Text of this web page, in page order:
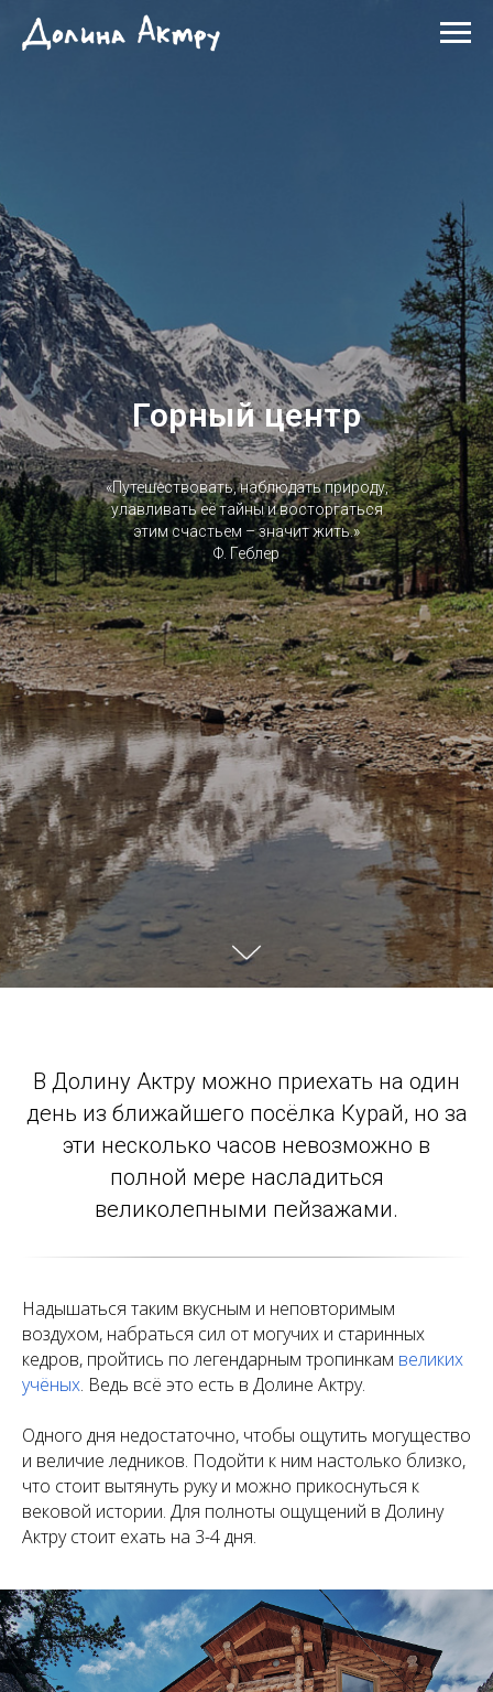
Горный центр
«Путешествовать, наблюдать природу,
улавливать её тайны и восторгаться
этим счастьем – значит жить.»
Ф. Геблер
В Долину Актру можно приехать на один
день из ближайшего посёлка Курай, но за
эти несколько часов невозможно в
полной мере насладиться
великолепными пейзажами.
Надышаться таким вкусным и неповторимым
воздухом, набраться сил от могучих и старинных
кедров, пройтись по легендарным тропинкам великих
учёных. Ведь всё это есть в Долине Актру.
Одного дня недостаточно, чтобы ощутить могущество
и величие ледников. Подойти к ним настолько близко,
что стоит вытянуть руку и можно прикоснуться к
вековой истории. Для полноты ощущений в Долину
Актру стоит ехать на 3-4 дня.